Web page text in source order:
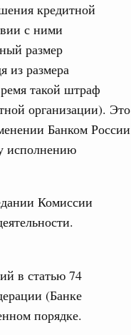
кредитной
с ними
размер
из размера
такой штраф
организации). Это
Банком России
исполнению
Комиссии
в статью 74
(Банке
порядке.